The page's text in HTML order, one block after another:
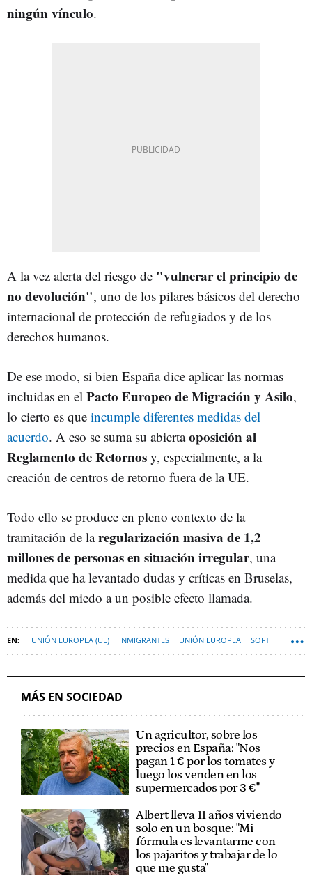
ningún vínculo.
A la vez alerta del riesgo de "vulnerar el principio de
no devolución", uno de los pilares básicos del derecho
internacional de protección de refugiados y de los
derechos humanos.
De ese modo, si bien España dice aplicar las normas
incluidas en el Pacto Europeo de Migración y Asilo,
lo cierto es que incumple diferentes medidas del
acuerdo. A eso se suma su abiertaoposición al
Reglamento de Retornos y, especialmente, a la
creación de centros de retorno fuera de la UE.
Todo ello se produce en pleno contexto de la
tramitación de laregularización masiva de 1,2
millones de personas en situación irregular, una
medida que ha levantado dudas y críticas en Bruselas,
además del miedo a un posible efecto llamada.
UNIÓN EUROPEA (UE) INMIGRANTES UNIÓN EUROPEA SOFT
MÁS EN SOCIEDAD
Un agricultor, sobre los
precios en España: "Nos
pagan 1 € por los tomates y
luego los venden en los
supermercados por 3 €"
Albert lleva 11 años viviendo
solo en un bosque: "Mi
fórmula es levantarme con
los pajaritos y trabajar de lo
que me gusta"